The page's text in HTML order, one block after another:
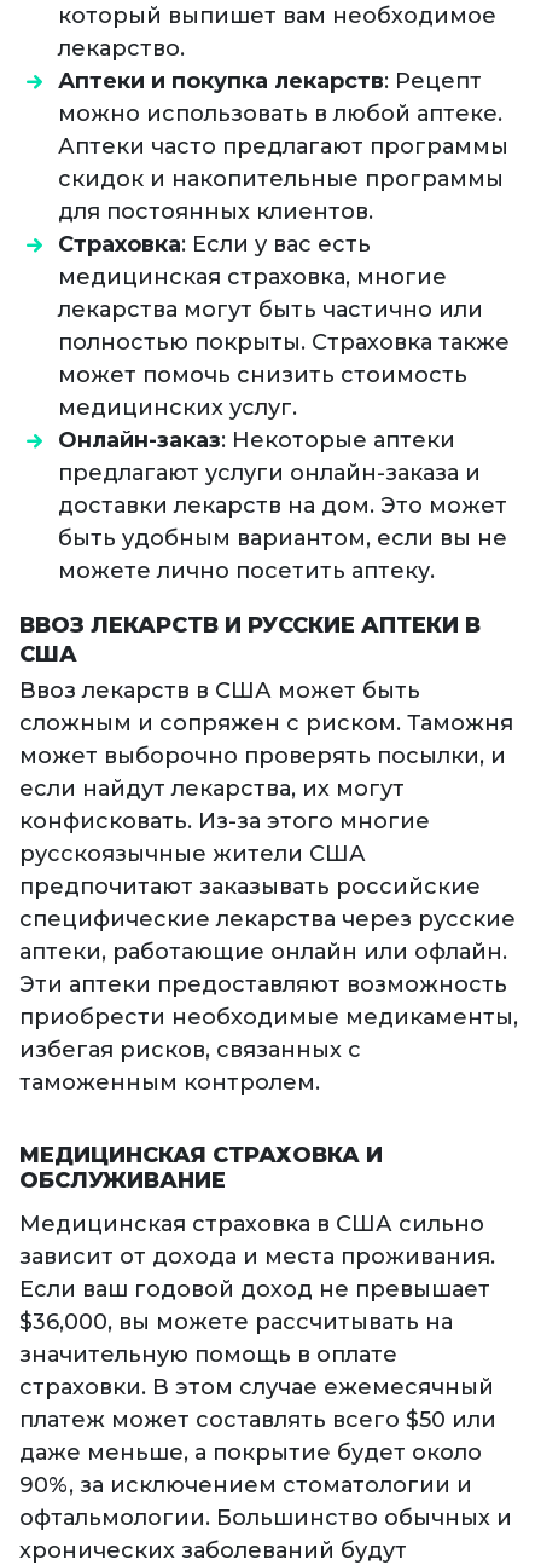
который выпишет вам необходимое
лекарство.
Аптеки и покупка лекарств: Рецепт
можно использовать в любой аптеке.
Аптеки часто предлагают программы
скидок и накопительные программы
для постоянных клиентов.
Страховка: Если у вас есть
медицинская страховка, многие
лекарства могут быть частично или
полностью покрыты. Страховка также
может помочь снизить стоимость
медицинских услуг.
Онлайн-заказ: Некоторые аптеки
предлагают услуги онлайн-заказа и
доставки лекарств на дом. Это может
быть удобным вариантом, если вы не
можете лично посетить аптеку.
ВВОЗ ЛЕКАРСТВ И РУССКИЕ АПТЕКИ В
США
Ввоз лекарств в США может быть
сложным и сопряжен с риском. Таможня
может выборочно проверять посылки, и
если найдут лекарства, их могут
конфисковать. Из-за этого многие
русскоязычные жители США
предпочитают заказывать российские
специфические лекарства через русские
аптеки, работающие онлайн или офлайн.
Эти аптеки предоставляют возможность
приобрести необходимые медикаменты,
избегая рисков, связанных с
таможенным контролем.
МЕДИЦИНСКАЯ СТРАХОВКА И
ОБСЛУЖИВАНИЕ
Медицинская страховка в США сильно
зависит от дохода и места проживания.
Если ваш годовой доход не превышает
$36,000, вы можете рассчитывать на
значительную помощь в оплате
страховки. В этом случае ежемесячный
платеж может составлять всего $50 или
даже меньше, а покрытие будет около
90%, за исключением стоматологии и
офтальмологии. Большинство обычных и
хронических заболеваний будут